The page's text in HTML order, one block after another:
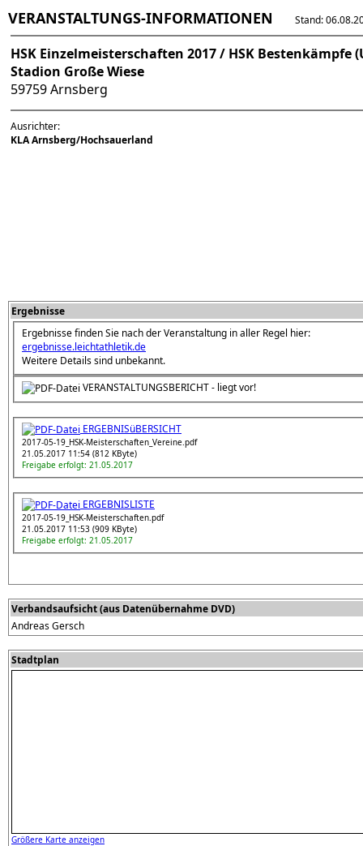
VERANSTALTUNGS-INFORMATIONEN Stand:
HSK Einzelmeisterschaften 2017 / HSK Bestenkämpfe
Stadion Große Wiese
59759 Arnsberg
Ausrichter:
KLA Arnsberg/Hochsauerland
Ergebnisse
Ergebnisse finden Sie nach der Veranstaltung in aller Regel hier:
ergebnisse.leichtathletik.de
Weitere Details sind unbekannt.
VERANSTALTUNGSBERICHT - liegt vor!
ERGEBNISüBERSICHT
2017-05-19_HSK-Meisterschaften_Vereine.pdf
21.05.2017 11:54 (812 KByte)
Freigabe erfolgt: 21.05.2017
ERGEBNISLISTE
2017-05-19_HSK-Meisterschaften.pdf
21.05.2017 11:53 (909 KByte)
Freigabe erfolgt: 21.05.2017
Verbandsaufsicht (aus Datenübernahme DVD)
Andreas Gersch
Stadtplan
Größere Karte anzeigen